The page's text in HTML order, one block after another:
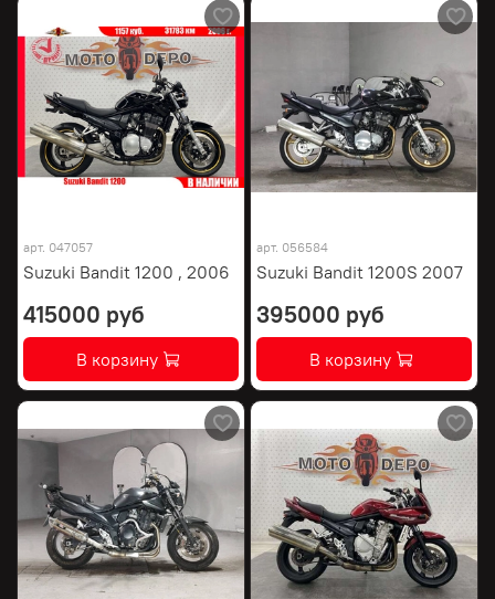
арт. 047057
Suzuki Bandit 1200 , 2006
415000 руб
В корзину
арт. 056584
Suzuki Bandit 1200S 2007
395000 руб
В корзину